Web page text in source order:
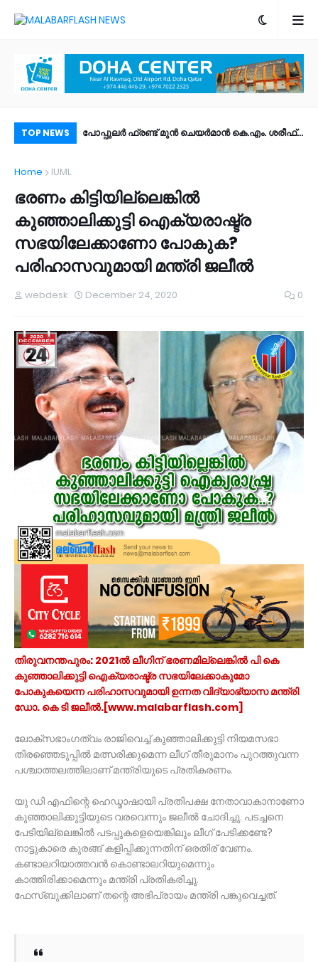
TOP NEWS
വിദ്യാർത്ഥി
പോപ്പുലർ ഫ്രണ്ട്​ മുൻ ചെയർമാൻ കെ.എം. ശരീഫ്​
Home IUML
ഭരണം കിട്ടിയില്ലെങ്കില്‍
കുഞ്ഞാലിക്കുട്ടി ഐക്യരാഷ്ട്ര
സഭയിലേക്കാണോ പോകുക?
പരിഹാസവുമായി മന്ത്രി ജലീല്‍
webdesk December 24, 2020 0
തിരുവനന്തപുരം: 2021ല്‍ ലീഗിന് ഭരണമില്ലെങ്കില്‍ പി കെ
കുഞ്ഞാലിക്കുട്ടി ഐക്യരാഷ്ട്ര സഭയിലേക്കാകുമോ
പോകുകയെന്ന പരിഹാസവുമായി ഉന്നത വിദ്യാഭ്യാസ മന്ത്രി
ഡോ. കെ ടി ജലീല്‍.[www.malabarflash.com]
ലോക്‌സഭാംഗത്വം രാജിവെച്ച് കുഞ്ഞാലിക്കുട്ടി നിയമസഭാ
തിരഞ്ഞെടുപ്പില്‍ മത്സരിക്കുമെന്ന ലീഗ് തീരുമാനം പുറത്തുവന്ന
പശ്ചാത്തലത്തിലാണ് മന്ത്രിയുടെ പ്രതികരണം.
യു ഡി എഫിന്റെ ഹെഡ്മാഷായി പ്രതിപക്ഷ നേതാവാകാനാണോ
കുഞ്ഞാലിക്കുട്ടിയുടെ വരവെന്നും ജലീല്‍ ചോദിച്ചു. പടച്ചനെ
പേടിയില്ലെങ്കില്‍ പടപ്പുകളെയെങ്കിലും ലീഗ് പേടിക്കണ്ടേ?
നാട്ടുകാരെ കുരങ്ങ് കളിപ്പിക്കുന്നതിന് ഒരതിര് വേണം.
കണ്ടാലറിയാത്തവന്‍ കൊണ്ടാലറിയുമെന്നും
കാത്തിരിക്കാമെന്നും മന്ത്രി പ്രതികരിച്ചു.
ഫേസ്ബുക്കിലാണ് തന്റെ അഭിപ്രായം മന്ത്രി പങ്കുവെച്ചത്.